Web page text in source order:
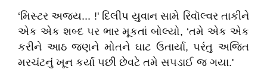
‘મિસ્ટર અજય... !' દિલીપ યુવાન સામે રિવૉલ્વર તાકીને
એક એક શબ્દ પર ભાર મૂકતાં બોલ્યો, ‘તમે એક એક
કરીને આઠ જણને મોતને ઘાટ ઉતાર્યા, પરંતુ અજિત
મરચંટનું ખૂન કર્યા પછી છેવટે તમે સપડાઈ જ ગયા.'